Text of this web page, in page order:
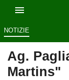
NOTIZIE
Ag.
Martins"